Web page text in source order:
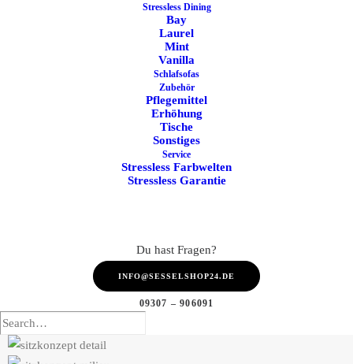
Stressless Dining
Bay
Laurel
Mint
Vanilla
Schlafsofas
Zubehör
Pflegemittel
Erhöhung
Tische
Sonstiges
Service
Stressless Farbwelten
Stressless Garantie
Du hast Fragen?
INFO@SESSELSHOP24.DE
09307 – 906091